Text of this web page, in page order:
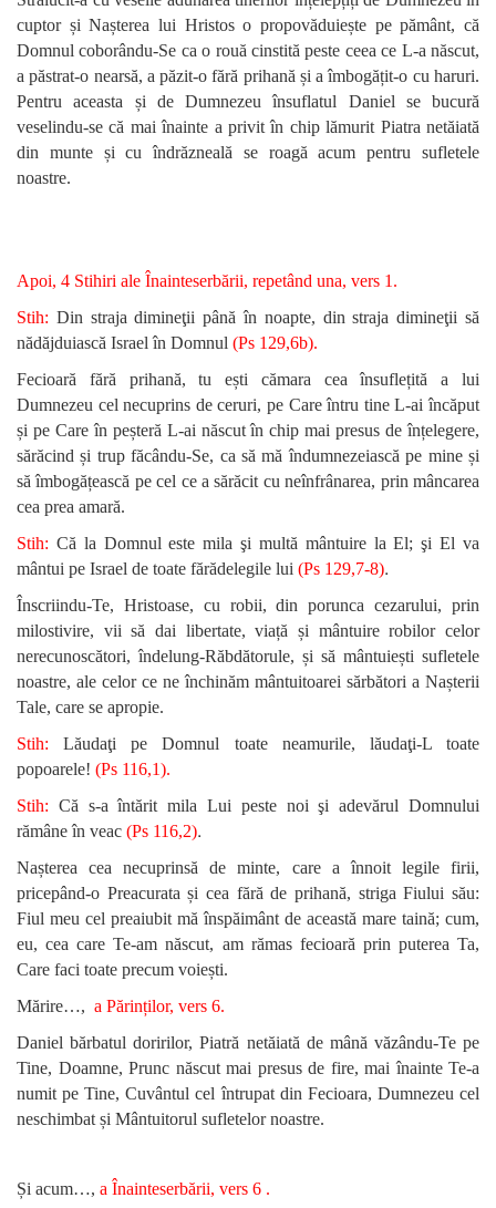
cuptor și Nașterea lui Hristos o propovăduiește pe pământ, că
Domnul coborându-Se ca o rouă cinstită peste ceea ce L-a născut,
a păstrat-o nearsă, a păzit-o fără prihană și a îmbogățit-o cu haruri.
Pentru aceasta și de Dumnezeu însuflatul Daniel se bucură
veselindu-se că mai înainte a privit în chip lămurit Piatra netăiată
din munte și cu îndrăzneală se roagă acum pentru sufletele
noastre.
Apoi, 4 Stihiri ale Înainteserbării, repetând una, vers 1.
Stih: Din straja dimineţii până în noapte, din straja dimineţii să
nădăjduiască Israel în Domnul (Ps 129,6b).
Fecioară fără prihană, tu ești cămara cea însuflețită a lui
Dumnezeu cel necuprins de ceruri, pe Care întru tine L-ai încăput
și pe Care în peșteră L-ai născut în chip mai presus de înțelegere,
sărăcind și trup făcându-Se, ca să mă îndumnezeiască pe mine și
să îmbogățească pe cel ce a sărăcit cu neînfrânarea, prin mâncarea
cea prea amară.
Stih: Că la Domnul este mila şi multă mântuire la El; şi El va
mântui pe Israel de toate fărădelegile lui (Ps 129,7-8).
Înscriindu-Te, Hristoase, cu robii, din porunca cezarului, prin
milostivire, vii să dai libertate, viață și mântuire robilor celor
nerecunoscători, îndelung-Răbdătorule, și să mântuiești sufletele
noastre, ale celor ce ne închinăm mântuitoarei sărbători a Nașterii
Tale, care se apropie.
Stih: Lăudaţi pe Domnul toate neamurile, lăudaţi-L toate
popoarele! (Ps 116,1).
Stih: Că s-a întărit mila Lui peste noi şi adevărul Domnului
rămâne în veac (Ps 116,2).
Nașterea cea necuprinsă de minte, care a înnoit legile firii,
pricepând-o Preacurata și cea fără de prihană, striga Fiului său:
Fiul meu cel preaiubit mă înspăimânt de această mare taină; cum,
eu, cea care Te-am născut, am rămas fecioară prin puterea Ta,
Care faci toate precum voiești.
Mărire…, a Părinților, vers 6.
Daniel bărbatul doririlor, Piatră netăiată de mână văzându-Te pe
Tine, Doamne, Prunc născut mai presus de fire, mai înainte Te-a
numit pe Tine, Cuvântul cel întrupat din Fecioara, Dumnezeu cel
neschimbat și Mântuitorul sufletelor noastre.
Și acum…, a Înainteserbării, vers 6 .